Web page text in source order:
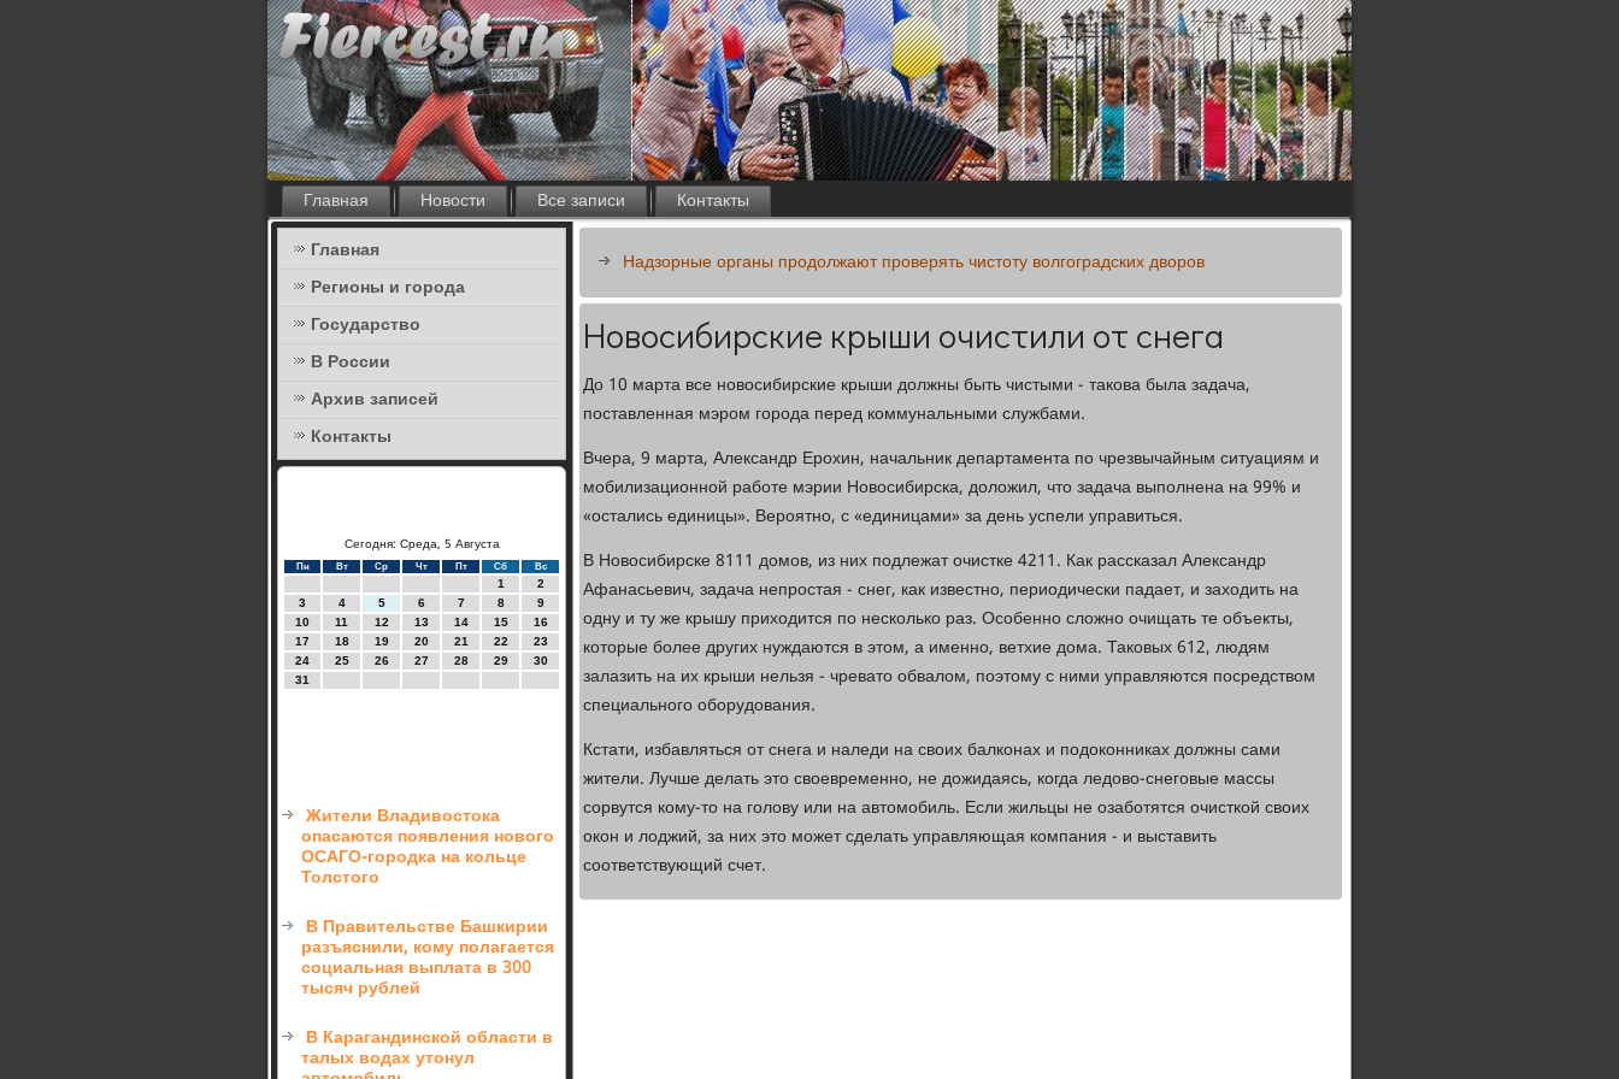
Главная Новости Все записи
Контакты
Главная
Регионы и города
Государство
В России
Архив записей
Контакты
Сегодня: Среда, 5 Августа
Пн Вт Ср Чт Пт Сб Вс
1
2
3
4 5 6 7 8
9
10
11 12 13 14 15
16
17
18 19 20 21 22
23
24
25 26 27 28 29
30
31
Жители Владивостока
опасаются появления нового
ОСАГО-городка на кольце
Толстого
В Правительстве Башкирии
разъяснили, кому полагается
социальная выплата в 300
тысяч рублей
В Карагандинской области в
талых водах утонул
Надзорные органы продолжают проверять чистоту волгоградских дворов
Новосибирские крыши очистили от снега
До 10 марта все новосибирские крыши должны быть чистыми - такова была задача,
поставленная мэром города перед коммунальными службами.
Вчера, 9 марта, Александр Ерохин, начальник департамента по чрезвычайным ситуациям и
мобилизационной работе мэрии Новосибирска, доложил, что задача выполнена на 99% и
«остались единицы». Вероятно, с «единицами» за день успели управиться.
В Новосибирске 8111 домов, из них подлежат очистке 4211. Как рассказал Александр
Афанасьевич, задача непростая - снег, как известно, периодически падает, и заходить на
одну и ту же крышу приходится по несколько раз. Особенно сложно очищать те объекты,
которые более других нуждаются в этом, а именно, ветхие дома. Таковых 612, людям
залазить на их крыши нельзя - чревато обвалом, поэтому с ними управляются посредством
специального оборудования.
Кстати, избавляться от снега и наледи на своих балконах и подоконниках должны сами
жители. Лучше делать это своевременно, не дожидаясь, когда ледово-снеговые массы
сорвутся кому-то на голову или на автомобиль. Если жильцы не озаботятся очисткой своих
окон и лоджий, за них это может сделать управляющая компания - и выставить
соответствующий счет.